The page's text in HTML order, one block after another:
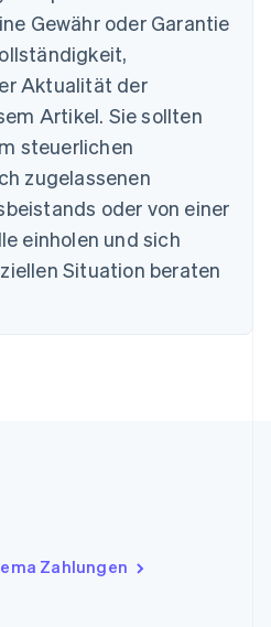
Gewähr oder Garantie
Aktualität der
Artikel. Sie sollten
steuerlichen
zugelassenen
oder von einer
einholen und sich
Situation beraten
Zahlungen